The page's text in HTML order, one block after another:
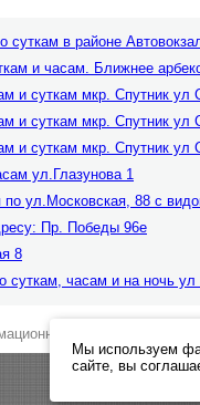
суткам в районе
и часам. Ближнее
и суткам мкр. Спутник ул
и суткам мкр. Спутник ул
и суткам мкр. Спутник ул
ул.Глазунова 1
по ул.Московская, 88 с
Пр. Победы 96е
8
суткам, часам и на ночь
характер и ни при
Мы используем
сайте, вы